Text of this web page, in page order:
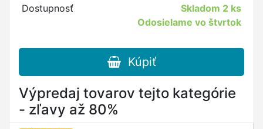
Dostupnosť Skladom 2 ks
Odosielame vo štvrtok
Kúpiť
Výpredaj tovarov tejto kategórie
- zľavy až 80%